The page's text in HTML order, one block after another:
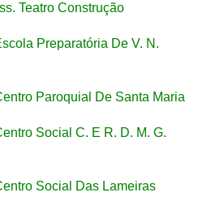
Teatro Construção
Preparatória De V. N.
Paroquial De Santa Maria
Social C. E R. D. M. G.
Social Das Lameiras